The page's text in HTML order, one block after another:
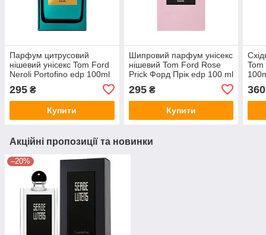
Парфум цитрусовий
нішевий унісекс Tom Ford
Neroli Portofino edp 100ml
295 ₴
Купити
Шипровий парфум унісекс
нішевий Tom Ford Rose
Prick Форд Прік edp 100 ml
295₴
Купити
360
Акційні пропозиції та новинки
–20%